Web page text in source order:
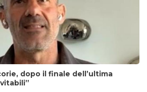
dopo il finale dell’ultima